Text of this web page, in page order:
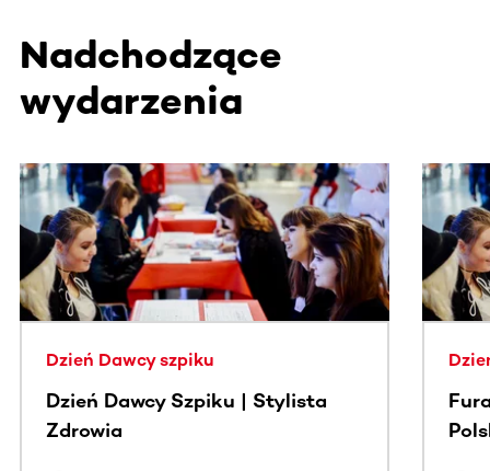
Nadchodzące
wydarzenia
Ta sekcja zawiera treści przewijane w poziomie. Użyj
Dzień Dawcy szpiku
Dzień Dawcy Szpiku | Stylista
Zdrowia